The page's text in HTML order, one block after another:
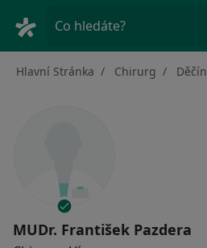
Co hledáte?
Hlavní Stránka Chirurg Děčín
MUDr. František Pazdera